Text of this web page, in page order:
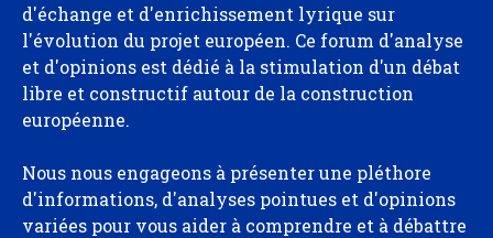
d'échange et d'enrichissement lyrique sur
l'évolution du projet européen. Ce forum d'analyse
et d'opinions est dédié à la stimulation d'un débat
libre et constructif autour de la construction
européenne.
Nous nous engageons à présenter une pléthore
d'informations, d'analyses pointues et d'opinions
variées pour vous aider à comprendre et à débattre